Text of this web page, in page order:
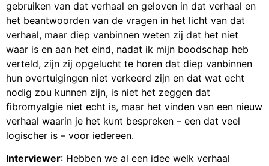
gebruiken van dat verhaal en geloven in dat verhaal en
het beantwoorden van de vragen in het licht van dat
verhaal, maar diep vanbinnen weten zij dat het niet
waar is en aan het eind, nadat ik mijn boodschap heb
verteld, zijn zij opgelucht te horen dat diep vanbinnen
hun overtuigingen niet verkeerd zijn en dat wat echt
nodig zou kunnen zijn, is niet het zeggen dat
fibromyalgie niet echt is, maar het vinden van een nieuw
verhaal waarin je het kunt bespreken – een dat veel
logischer is – voor iedereen.
Interviewer: Hebben we al een idee welk verhaal